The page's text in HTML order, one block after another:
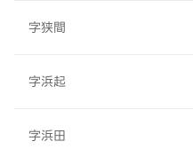
字狭間
字浜起
字浜田